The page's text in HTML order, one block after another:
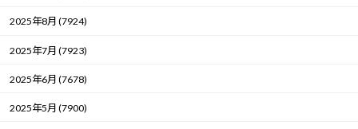
2025年8月 (7924)
2025年7月 (7923)
2025年6月 (7678)
2025年5月 (7900)